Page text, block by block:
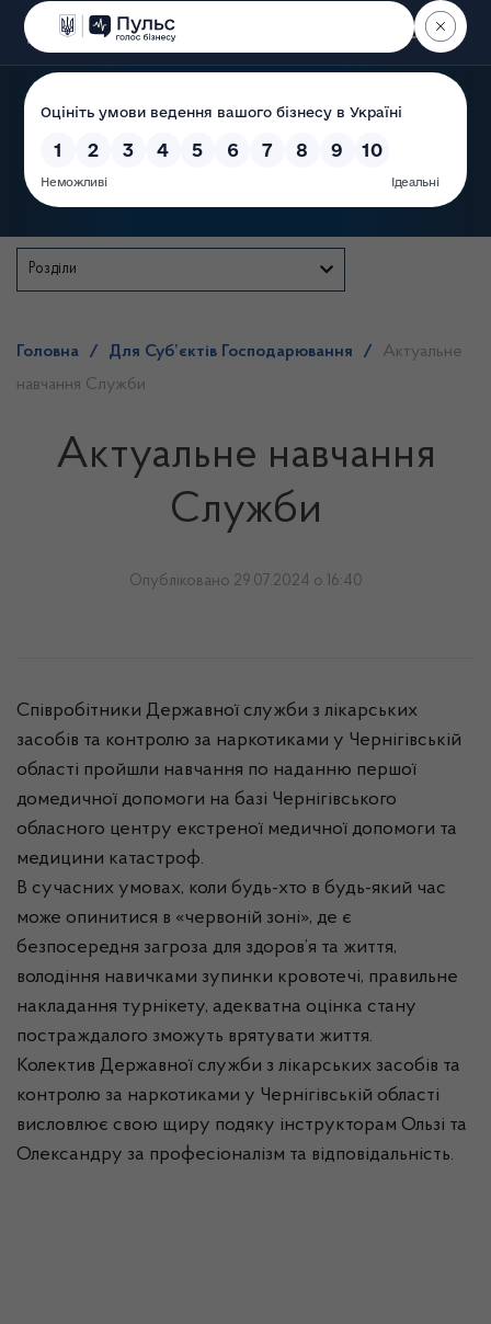
Пошук
Розділи
Головна / Для Суб’єктів Господарювання /
Актуальне
навчання Служби
Актуальне навчання
Служби
Опубліковано 29.07.2024 о 16:40
Співробітники Державної служби з лікарських
засобів та контролю за наркотиками у Чернігівській
області пройшли навчання по наданню першої
домедичної допомоги на базі Чернігівського
обласного центру екстреної медичної допомоги та
медицини катастроф.
В сучасних умовах, коли будь-хто в будь-який час
може опинитися в «червоній зоні», де є
безпосередня загроза для здоров’я та життя,
володіння навичками зупинки кровотечі, правильне
накладання турнікету, адекватна оцінка стану
постраждалого зможуть врятувати життя.
Колектив Державної служби з лікарських засобів та
контролю за наркотиками у Чернігівській області
висловлює свою щиру подяку інструкторам Ользі та
Олександру за професіоналізм та відповідальність.